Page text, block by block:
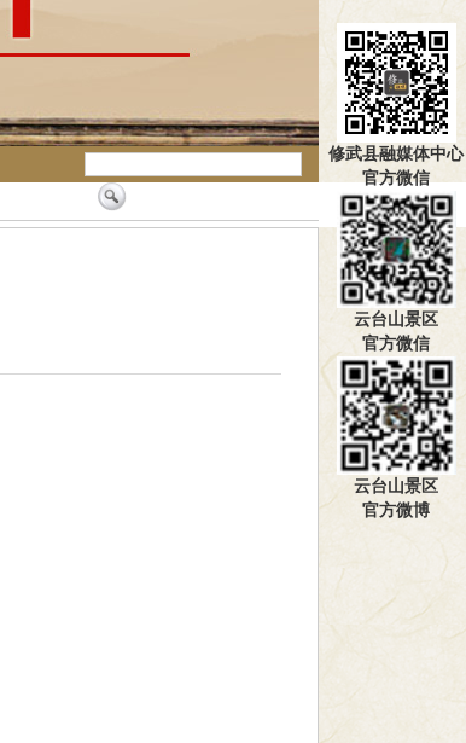
修武县融媒体中心
官方微信
云台山景区
官方微信
云台山景区
官方微博